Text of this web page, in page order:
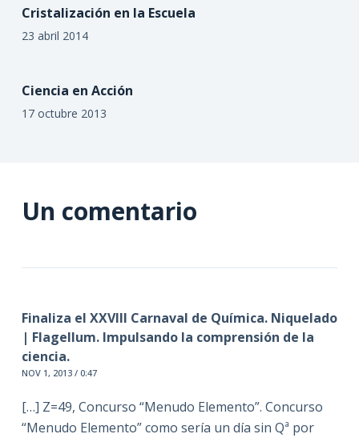
Cristalización en la Escuela
23 abril 2014
Ciencia en Acción
17 octubre 2013
Un comentario
Finaliza el XXVIII Carnaval de Química. Niquelado
| Flagellum. Impulsando la comprensión de la
ciencia.
NOV 1, 2013 / 0:47
[…] Z=49, Concurso “Menudo Elemento”. Concurso
“Menudo Elemento” como sería un día sin Qª por